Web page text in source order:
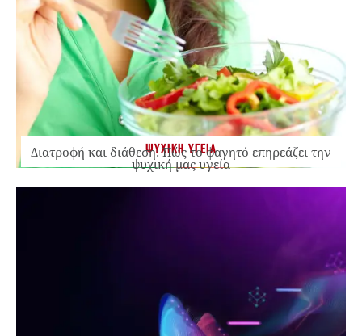
ΨΥΧΙΚΗ ΥΓΕΙΑ
Διατροφή και διάθεση: Πώς το φαγητό επηρεάζει την
ψυχική μας υγεία